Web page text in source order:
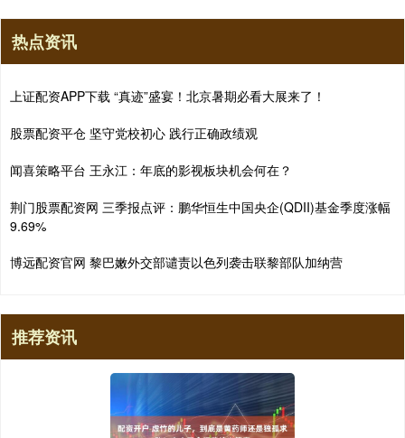
热点资讯
上证配资APP下载 “真迹”盛宴！北京暑期必看大展来了！
股票配资平仓 坚守党校初心 践行正确政绩观
闻喜策略平台 王永江：年底的影视板块机会何在？
荆门股票配资网 三季报点评：鹏华恒生中国央企(QDII)基金季度涨幅
9.69%
博远配资官网 黎巴嫩外交部谴责以色列袭击联黎部队加纳营
推荐资讯